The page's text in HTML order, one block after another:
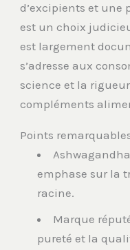
d’excipients et une
est un choix
est largement
s’adresse aux
science et la
compléments
Points
emphase sur la
racine.
Marque
pureté et la